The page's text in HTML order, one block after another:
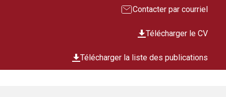
Contacter par courriel
Télécharger le CV
Télécharger la liste des publications